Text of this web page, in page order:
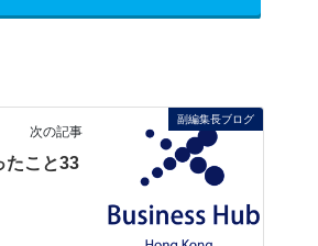
副編集長ブログ
次の記事
たこと33